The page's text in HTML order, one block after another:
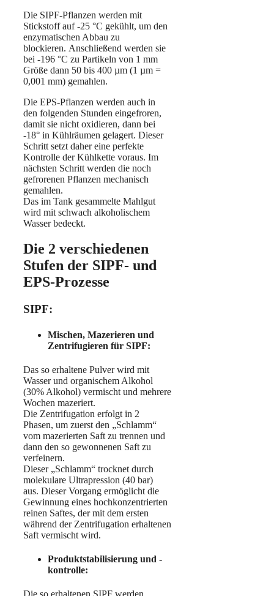
Die SIPF-Pflanzen werden mit
Stickstoff auf -25 °C gekühlt, um den
enzymatischen Abbau zu
blockieren. Anschließend werden sie
bei -196 °C zu Partikeln von 1 mm
Größe dann 50 bis 400 µm (1 µm =
0,001 mm) gemahlen.
Die EPS-Pflanzen werden auch in
den folgenden Stunden eingefroren,
damit sie nicht oxidieren, dann bei
-18° in Kühlräumen gelagert. Dieser
Schritt setzt daher eine perfekte
Kontrolle der Kühlkette voraus. Im
nächsten Schritt werden die noch
gefrorenen Pflanzen mechanisch
gemahlen.
Das im Tank gesammelte Mahlgut
wird mit schwach alkoholischem
Wasser bedeckt.
Die 2 verschiedenen
Stufen der SIPF- und
EPS-Prozesse
SIPF:
Mischen, Mazerieren und
Zentrifugieren für SIPF:
Das so erhaltene Pulver wird mit
Wasser und organischem Alkohol
(30% Alkohol) vermischt und mehrere
Wochen mazeriert.
Die Zentrifugation erfolgt in 2
Phasen, um zuerst den „Schlamm“
vom mazerierten Saft zu trennen und
dann den so gewonnenen Saft zu
verfeinern.
Dieser „Schlamm“ trocknet durch
molekulare Ultrapression (40 bar)
aus. Dieser Vorgang ermöglicht die
Gewinnung eines hochkonzentrierten
reinen Saftes, der mit dem ersten
während der Zentrifugation erhaltenen
Saft vermischt wird.
Produktstabilisierung und -
kontrolle: